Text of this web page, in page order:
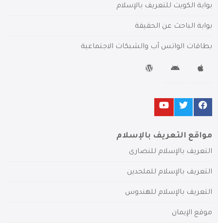
بوابة الكويت للتعريف بالإسلام
بوابة الباحث عن الحقيقة
بطاقات الواتس آب والشبكات الاجتماعية
مواقع التعريف بالإسلام
التعريف بالإسلام للنصارى
التعريف بالإسلام للملحدين
التعريف بالإسلام للهندوس
موقع الإيمان